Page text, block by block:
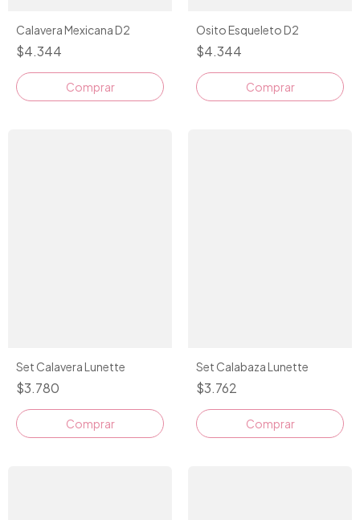
Calavera Mexicana D2
$4.344
Comprar
Osito Esqueleto D2
$4.344
Comprar
Set Calavera Lunette
$3.780
Comprar
Set Calabaza Lunette
$3.762
Comprar